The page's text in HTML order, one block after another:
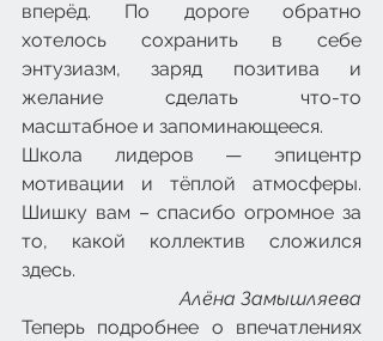
вперёд. По дороге обратно
хотелось сохранить в себе
энтузиазм, заряд позитива и
желание сделать что-то
масштабное и запоминающееся.
Школа лидеров — эпицентр
мотивации и тёплой атмосферы.
Шишку вам – спасибо огромное за
то, какой коллектив сложился
здесь.
Алёна Замышляева
Теперь подробнее о впечатлениях